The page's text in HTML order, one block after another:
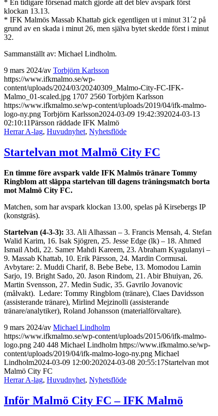
* En tidigare försenad match gjorde att det blev avspark först
klockan 13.13.
* IFK Malmös Massab Khattab gick egentligen ut i minut 31´2 på
grund av en skada i minut 26, men själva bytet skedde först i minut
32.
Sammanställt av: Michael Lindholm.
9 mars 2024/av Torbjörn Karlsson
https://www.ifkmalmo.se/wp-
content/uploads/2024/03/20240309_Malmo-City-FC-IFK-
Malmo_01-scaled.jpg 1707 2560 Torbjörn Karlsson
https://www.ifkmalmo.se/wp-content/uploads/2019/04/ifk-malmo-
logo-ny.png Torbjörn Karlsson2024-03-09 19:42:392024-03-13
02:10:11Pärsson räddade IFK Malmö
Herrar A-lag, Huvudnyhet, Nyhetsflöde
Startelvan mot Malmö City FC
En timme före avspark valde IFK Malmös tränare Tommy
Ringblom att släppa startelvan till dagens träningsmatch borta
mot Malmö City FC.
Matchen, som har avspark klockan 13.00, spelas på Kirsebergs IP
(konstgräs).
Startelvan (4-3-3): 33. Ali Alhassan – 3. Francis Mensah, 4. Stefan
Walid Karim, 16. Isak Sjögren, 25. Jesse Edge (lk) – 18. Ahmed
Ismail Abdi, 22. Samer Mahdi Kareem, 23. Abraham Kyagulanyi –
9. Massab Khattab, 10. Erik Pärsson, 24. Mardin Cormusai.
Avbytare: 2. Muddi Charif, 8. Bebe Bebe, 13. Momodou Lamin
Sarjo, 19. Bright Sado, 20. Jason Rindom, 21. Abir Bhuiyan, 26.
Martin Svensson, 27. Medin Sudic, 35. Gavrilo Jovanovic
(målvakt). Ledare: Tommy Ringblom (tränare), Claes Davidsson
(assisterande tränare), Mirlind Mejzinolli (assisterande
tränare/analytiker), Roland Johansson (materialförvaltare).
9 mars 2024/av Michael Lindholm
https://www.ifkmalmo.se/wp-content/uploads/2015/06/ifk-malmo-
logo.png 240 448 Michael Lindholm https://www.ifkmalmo.se/wp-
content/uploads/2019/04/ifk-malmo-logo-ny.png Michael
Lindholm2024-03-09 12:00:202024-03-08 20:55:17Startelvan mot
Malmö City FC
Herrar A-lag, Huvudnyhet, Nyhetsflöde
Inför Malmö City FC – IFK Malmö